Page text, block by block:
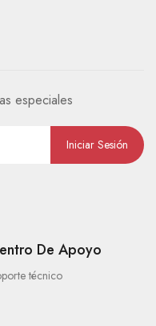
especiales
De Apoyo
técnico